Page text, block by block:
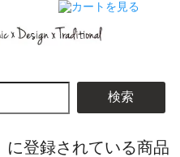
検索
に登録されている商品